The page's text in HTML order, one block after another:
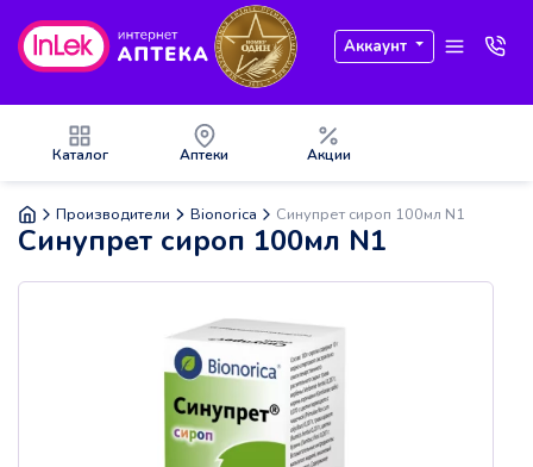
Аккаунт
Каталог Аптеки Акции
Производители Bionorica Синупрет сироп 100мл N1
Синупрет сироп 100мл N1